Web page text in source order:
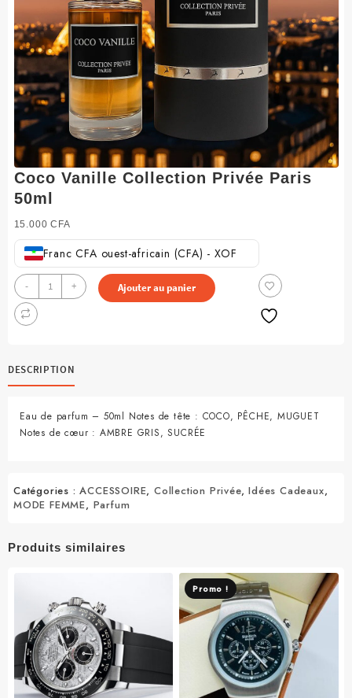
Coco Vanille Collection Privée Paris
50ml
15.000CFA
Franc CFA ouest-africain (CFA) - XOF
-
quantité
de
Coco
Privée
Paris
+ Ajouter au panier
DESCRIPTION
Eau de parfum – 50ml Notes de tête : COCO, PÊCHE, MUGUET
Notes de cœur : AMBRE GRIS, SUCRÉE
Catégories :ACCESSOIRE,Collection Privée,Idées Cadeaux,
MODE FEMME, Parfum
Produits similaires
Promo !